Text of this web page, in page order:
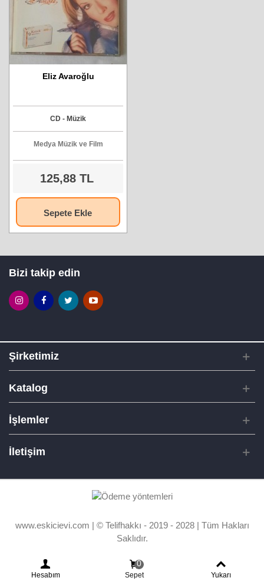
Eliz Avaroğlu
CD - Müzik
Medya Müzik ve Film
125,88 TL
Sepete Ekle
Bizi takip edin
Şirketimiz
Katalog
İşlemler
İletişim
www.eskicievi.com | © Telifhakkı - 2019 - 2028 | Tüm Hakları
Saklıdır.
Hesabım Sepet
0
Yukarı